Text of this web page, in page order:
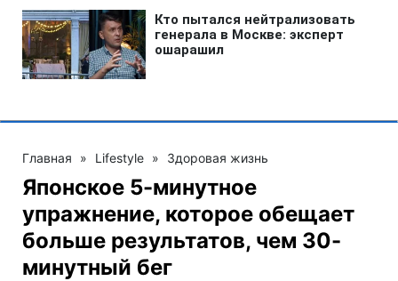
Главная » Lifestyle » Здоровая жизнь
Японское 5-минутное
упражнение, которое обещает
больше результатов, чем 30-
минутный бег